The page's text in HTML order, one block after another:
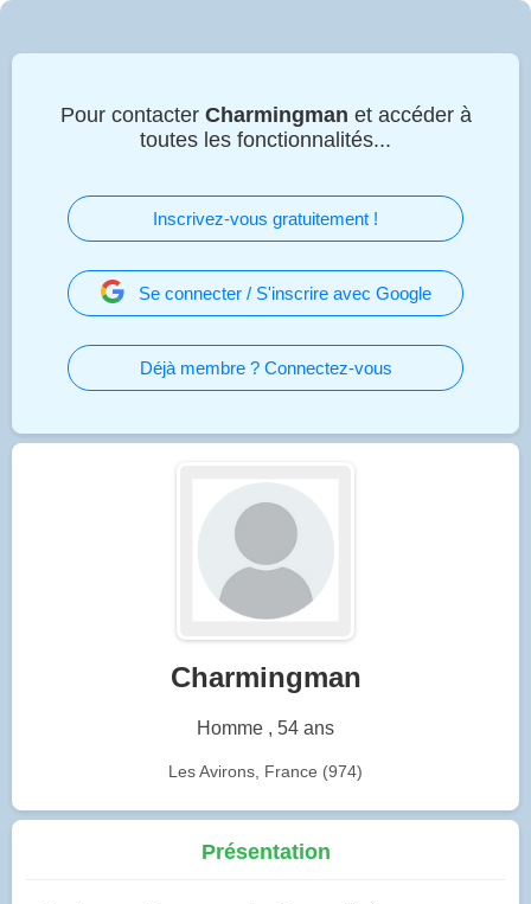
Pour contacter Charmingman et accéder à
toutes les fonctionnalités...
Inscrivez-vous gratuitement !
Se connecter / S'inscrire avec Google
Déjà membre ? Connectez-vous
Charmingman
Homme , 54 ans
Les Avirons, France (974)
Présentation